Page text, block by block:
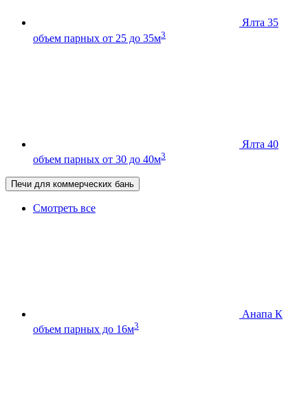
Ялта 35
объем парных от 25 до 35м3
Ялта 40
объем парных от 30 до 40м3
Печи для коммерческих бань
Смотреть все
Анапа К
объем парных до 16м3